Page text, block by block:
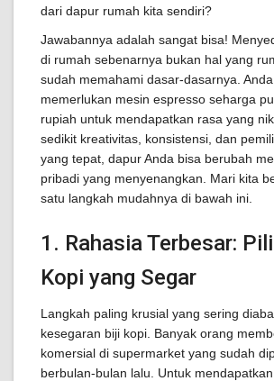
dari dapur rumah kita sendiri?
Jawabannya adalah sangat bisa!
di rumah sebenarnya bukan hal yang
sudah memahami dasar-dasarnya.
memerlukan mesin espresso seharga
rupiah untuk mendapatkan rasa yang
sedikit kreativitas, konsistensi, dan
yang tepat, dapur Anda bisa berubah
pribadi yang menyenangkan. Mari kita
satu langkah mudahnya di bawah ini.
1. Rahasia Terbesar:
Kopi yang Segar
Langkah paling krusial yang sering
kesegaran biji kopi. Banyak orang
komersial di supermarket yang sudah
berbulan-bulan lalu. Untuk